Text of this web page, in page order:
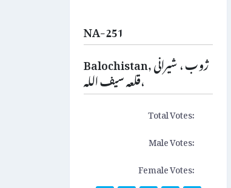
NA-251
Balochistan, ژوب ، شیرانی
،قلعہ سیف اللہ
Total Votes:
Male Votes:
Female Votes: